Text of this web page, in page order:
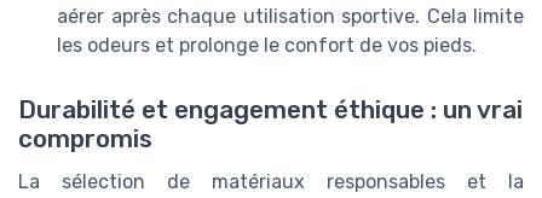
aérer après chaque utilisation sportive. Cela limite
les odeurs et prolonge le confort de vos pieds.
Durabilité et engagement éthique : un vrai
compromis
La sélection de matériaux responsables et la